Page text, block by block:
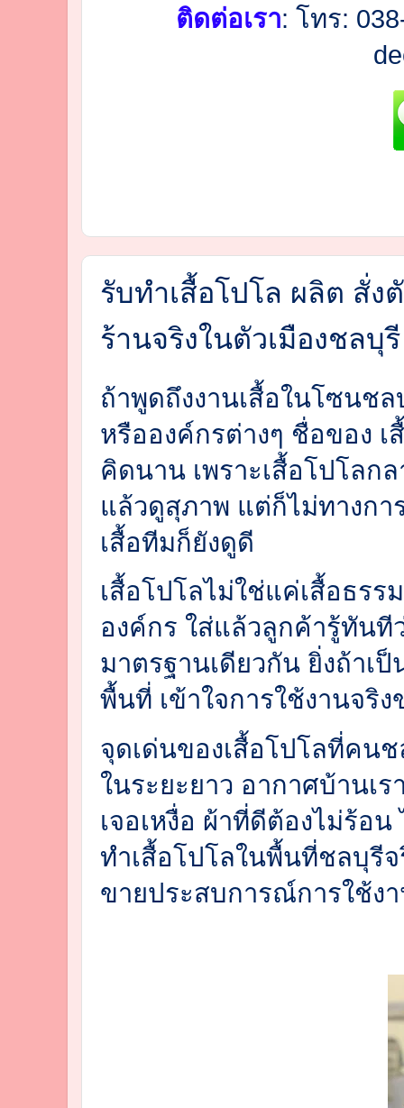
ติดต่อเรา: โทร:
รับทำเสื้อโปโล ผลิต สั่
ร้านจริงในตัวเมืองชลบุ
ถ้าพูดถึงงานเสื้อในโซนช
หรือองค์กรต่างๆ ชื่อของ
คิดนาน เพราะเสื้อโปโลก
แล้วดูสุภาพ แต่ก็ไม่ทางกา
เสื้อทีมก็ยังดูดี
เสื้อโปโลไม่ใช่แค่เสื้อธร
องค์กร ใส่แล้วลูกค้ารู้ทัน
มาตรฐานเดียวกัน ยิ่งถ้าเ
พื้นที่ เข้าใจการใช้งานจริ
จุดเด่นของเสื้อโปโลที่คน
ในระยะยาว อากาศบ้านเ
เจอเหงื่อ ผ้าที่ดีต้องไม่ร้อ
ทำเสื้อโปโลในพื้นที่ชลบุรี
ขายประสบการณ์การใช้งา